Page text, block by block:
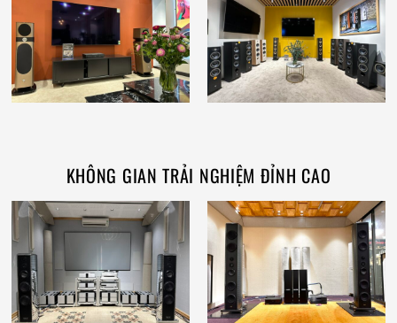
KHÔNG GIAN TRẢI NGHIỆM ĐỈNH CAO